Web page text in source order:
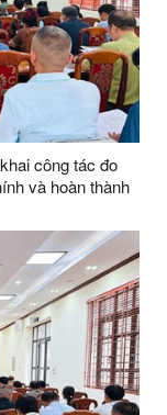
công tác đo
và hoàn thành